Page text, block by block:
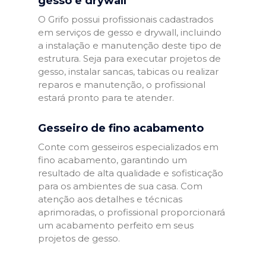
O Grifo possui profissionais cadastrados
em serviços de gesso e drywall, incluindo
a instalação e manutenção deste tipo de
estrutura. Seja para executar projetos de
gesso, instalar sancas, tabicas ou realizar
reparos e manutenção, o profissional
estará pronto para te atender.
Gesseiro de fino acabamento
Conte com gesseiros especializados em
fino acabamento, garantindo um
resultado de alta qualidade e sofisticação
para os ambientes de sua casa. Com
atenção aos detalhes e técnicas
aprimoradas, o profissional proporcionará
um acabamento perfeito em seus
projetos de gesso.